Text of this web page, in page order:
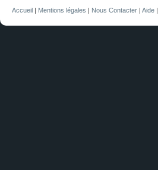
Accueil | Mentions légales | Nous Contacter | Aide |